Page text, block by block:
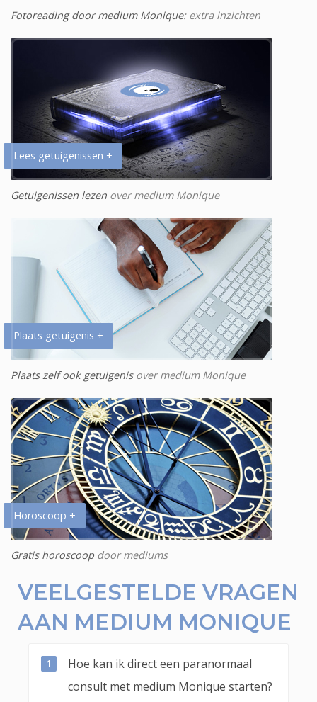
Fotoreading door medium Monique: extra inzichten
Lees getuigenissen +
Getuigenissen lezen over medium Monique
Plaats getuigenis +
Plaats zelf ook getuigenisover medium Monique
Horoscoop +
Gratis horoscoopdoor mediums
VEELGESTELDE VRAGEN
AAN MEDIUM MONIQUE
Hoe kan ik direct een paranormaal
consult met medium Monique starten?